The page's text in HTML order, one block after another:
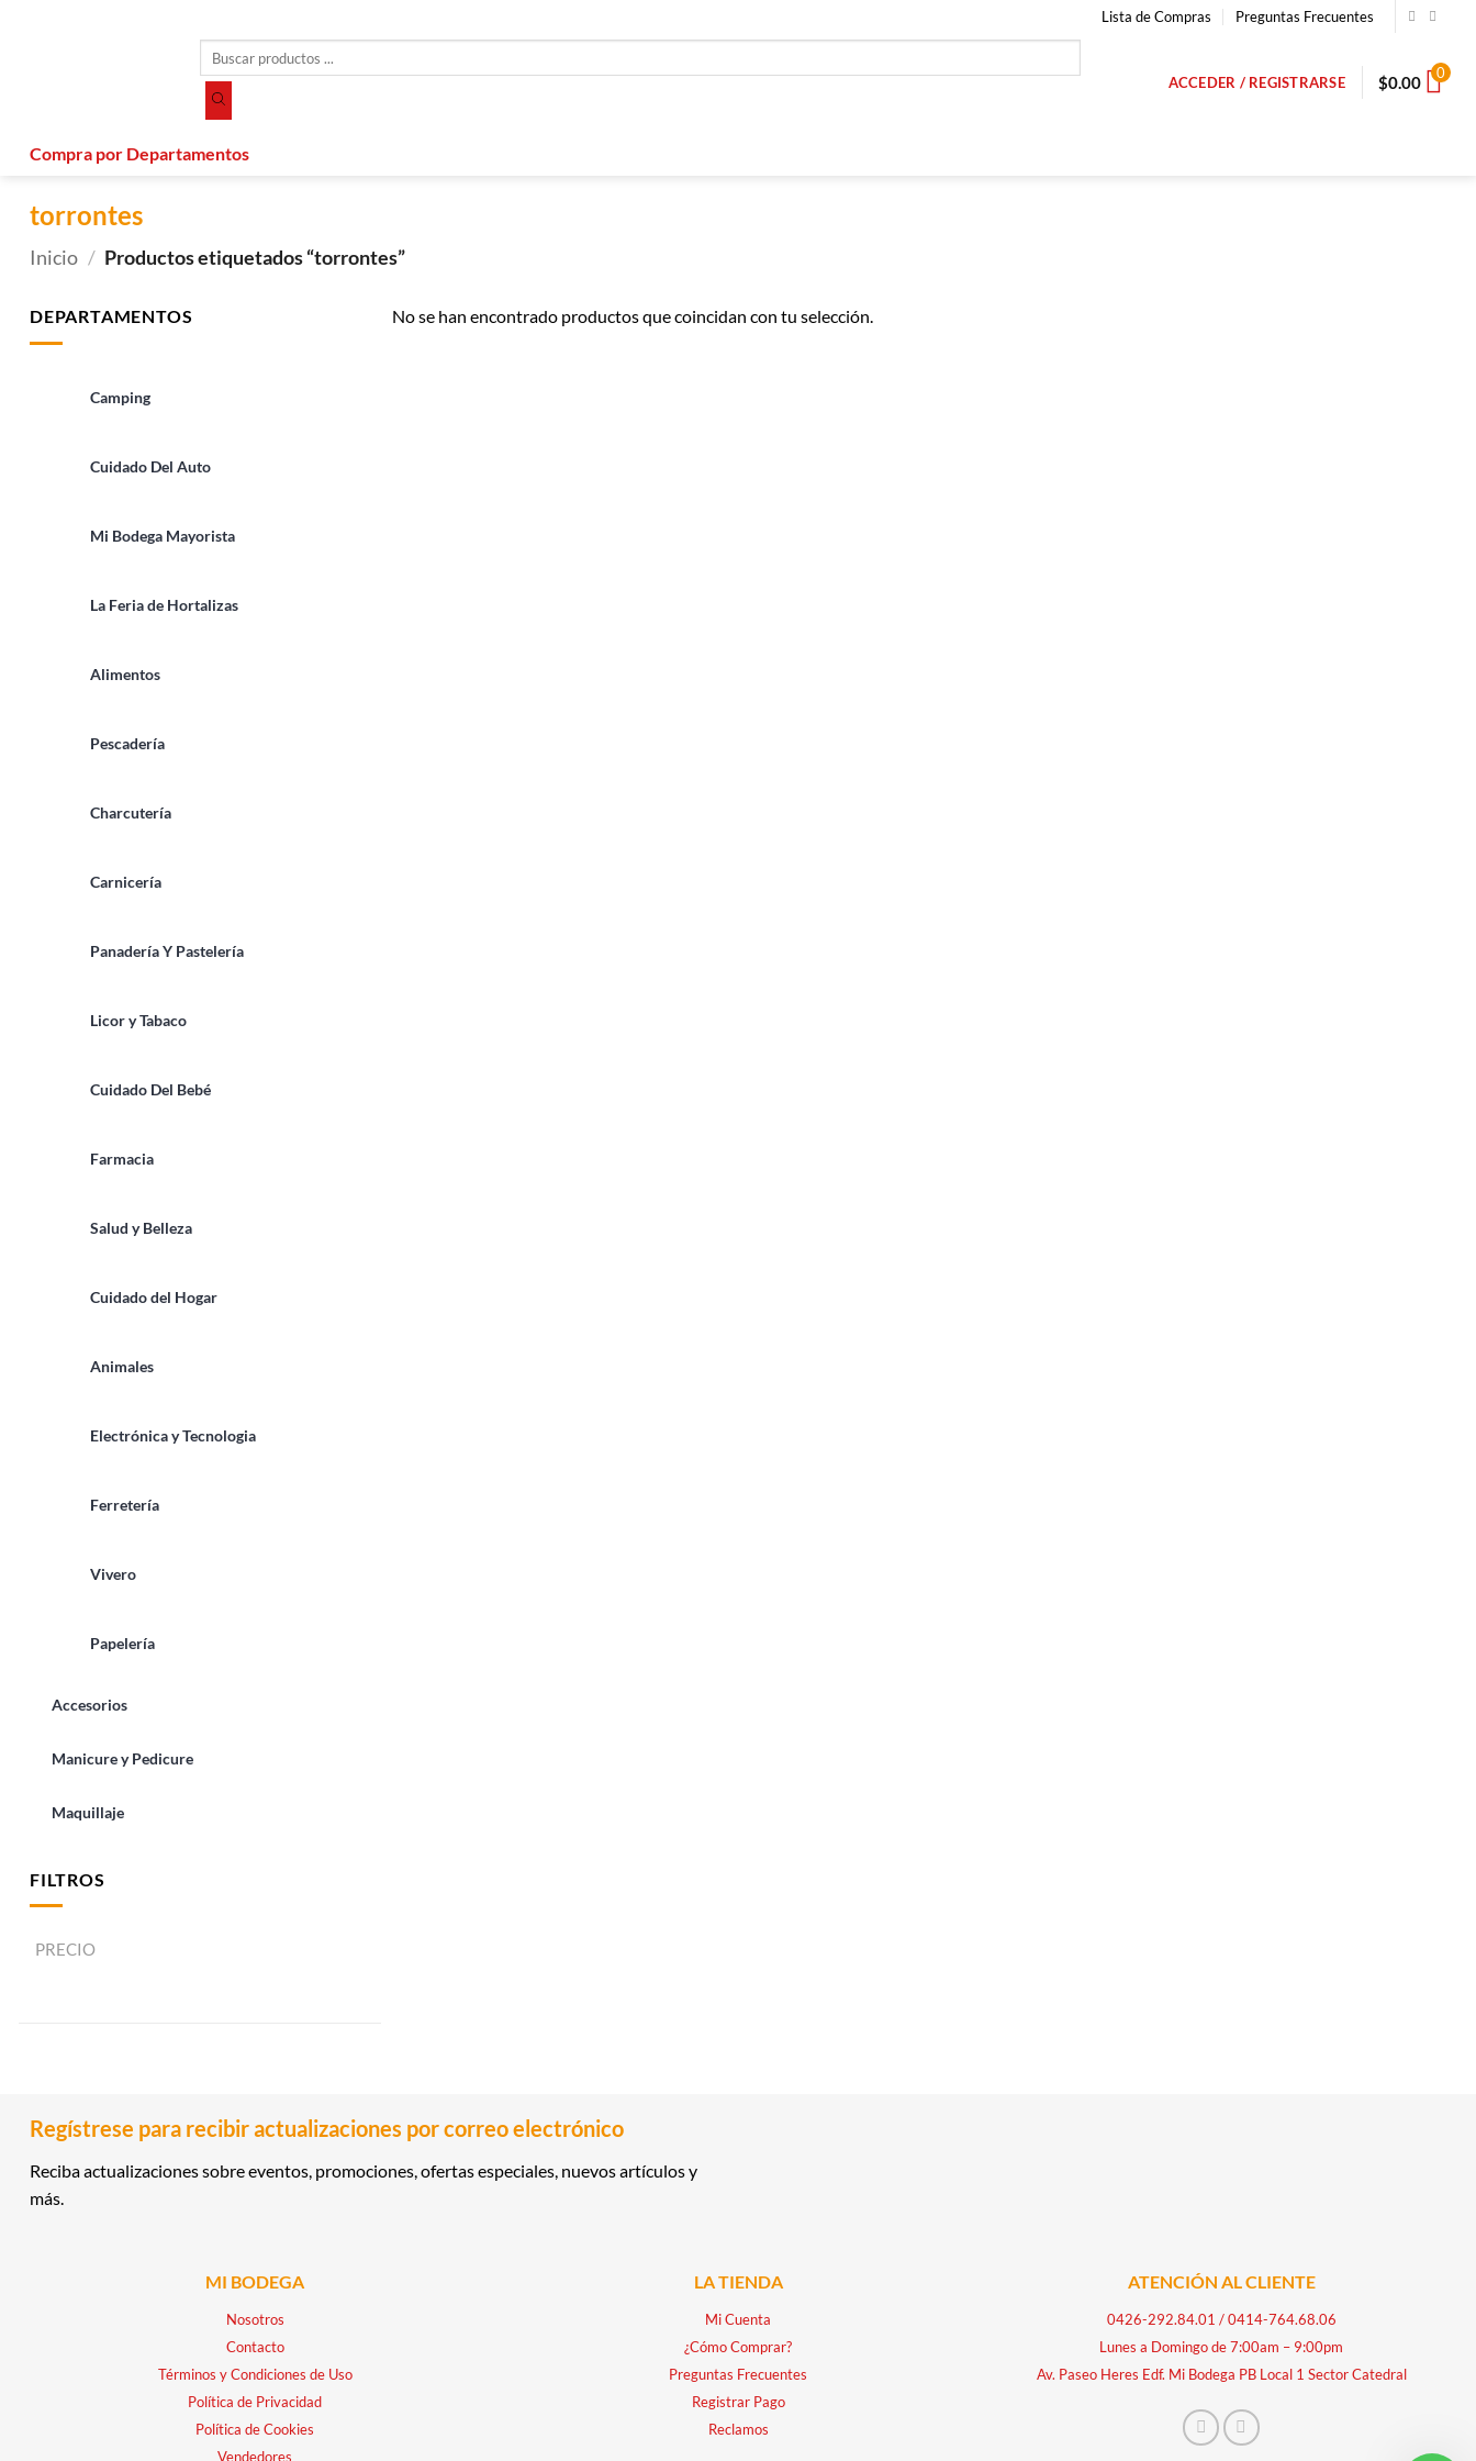
Lista de Compras Preguntas Frecuentes
productos
ACCEDER / REGISTRARSE $0.00 0
Compra por Departamentos
torrontes
Inicio / Productos etiquetados “torrontes”
DEPARTAMENTOS
Camping
Cuidado Del Auto
Mi Bodega Mayorista
La Feria de Hortalizas
Alimentos
Pescadería
Charcutería
Carnicería
Panadería Y Pastelería
Licor y Tabaco
Cuidado Del Bebé
Farmacia
Salud y Belleza
Cuidado del Hogar
Animales
Electrónica y Tecnologia
Ferretería
Vivero
Papelería
Accesorios
Manicure y Pedicure
Maquillaje
FILTROS
PRECIO
No se han encontrado productos que coincidan con tu selección.
Regístrese para recibir actualizaciones por correo electrónico
Reciba actualizaciones sobre eventos, promociones, ofertas especiales, nuevos artículos y
más.
MI BODEGA
Nosotros
Contacto
Términos y Condiciones de Uso
Política de Privacidad
Política de Cookies
Vendedores
LA TIENDA
Mi Cuenta
¿Cómo Comprar?
Preguntas Frecuentes
Registrar Pago
Reclamos
ATENCIÓN AL CLIENTE
0426-292.84.01 /0414-764.68.06
Lunes a Domingo de 7:00am – 9:00pm
Av. Paseo Heres Edf. Mi Bodega PB Local 1 Sector Catedral